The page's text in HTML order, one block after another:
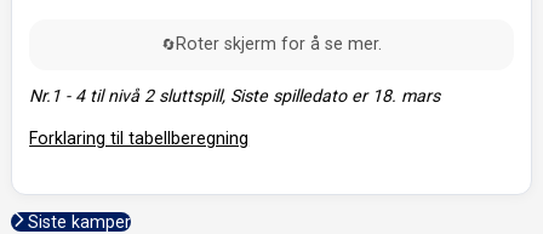
🔄 Roter skjerm for å se mer.
Nr.1 - 4 til nivå 2 sluttspill, Siste spilledato er 18. mars
Forklaring til tabellberegning
Siste kamper